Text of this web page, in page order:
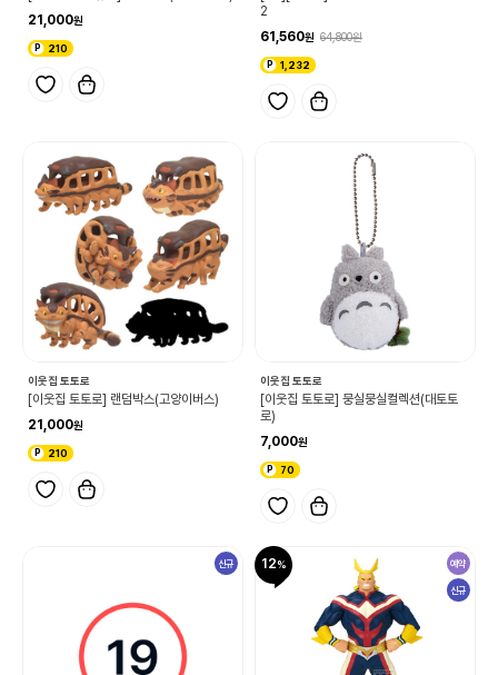
21,000
210
2
61,560
64,800
1,232
이웃집 토토로
[이웃집 토토로] 랜덤박스(고양이버스)
21,000
210
이웃집 토토로
[이웃집 토토로] 뭉실뭉실컬렉션(대토토
로)
7,000
70
신규 12 예약
신규